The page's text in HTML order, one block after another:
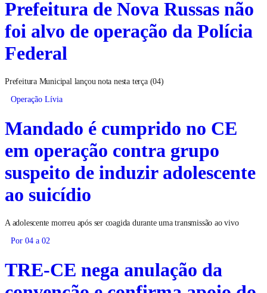
Prefeitura de Nova Russas não
foi alvo de operação da Polícia
Federal
Prefeitura Municipal lançou nota nesta terça (04)
Operação Lívia
Mandado é cumprido no CE
em operação contra grupo
suspeito de induzir adolescente
ao suicídio
A adolescente morreu após ser coagida durante uma transmissão ao vivo
Por 04 a 02
TRE-CE nega anulação da